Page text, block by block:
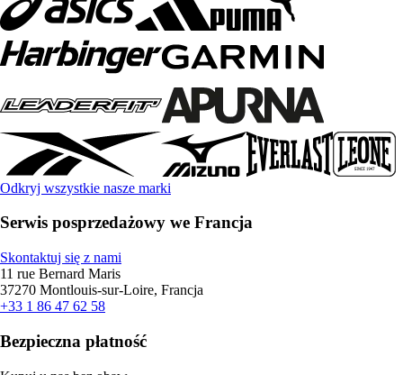
Odkryj wszystkie nasze marki
Serwis posprzedażowy we Francja
Skontaktuj się z nami
11 rue Bernard Maris
37270 Montlouis-sur-Loire, Francja
+33 1 86 47 62 58
Bezpieczna płatność